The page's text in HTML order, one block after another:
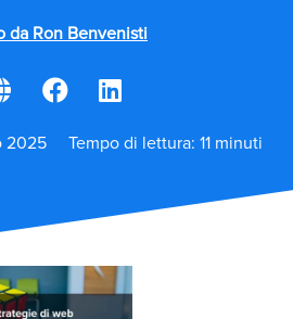
da Ron Benvenisti
2025 Tempo di lettura: 11 minuti